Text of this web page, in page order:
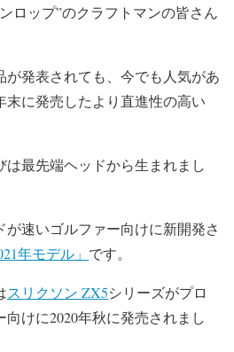
ロップ”のクラフトマンの皆さん
が発表されても、今でも人気があ
末に発売したより直進性の高い
は最先端ヘッドから生まれまし
速いゴルファー向けに新開発さ
年モデル」 です。
スリクソン ZX5シリーズがプロ
けに2020年秋に発売されまし